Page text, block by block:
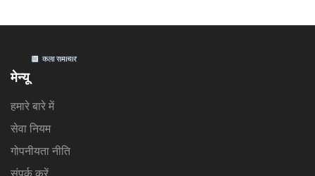
मेन्यू
हमारे बारे में
सेवा नियम
गोपनीयता नीति